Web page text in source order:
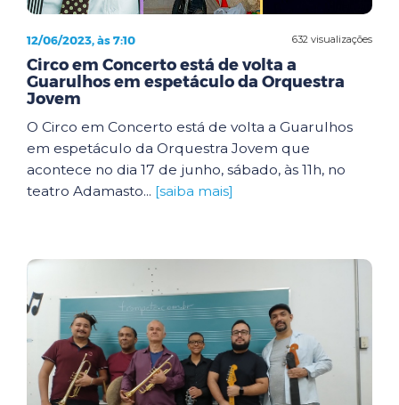
632 visualizações
12/06/2023, às 7:10
Circo em Concerto está de volta a
Guarulhos em espetáculo da Orquestra
Jovem
O Circo em Concerto está de volta a Guarulhos
em espetáculo da Orquestra Jovem que
acontece no dia 17 de junho, sábado, às 11h, no
teatro Adamasto... [saiba mais]